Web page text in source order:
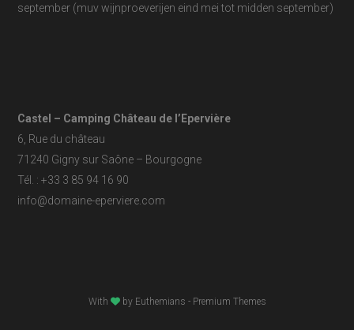
september (muv wijnproeverijen eind mei tot midden september)
Castel – Camping Château de l’Epervière
6, Rue du château
71240 Gigny sur Saône – Bourgogne
Tél. : +33 3 85 94 16 90
info@domaine-eperviere.com
With by Euthemians - Premium Themes